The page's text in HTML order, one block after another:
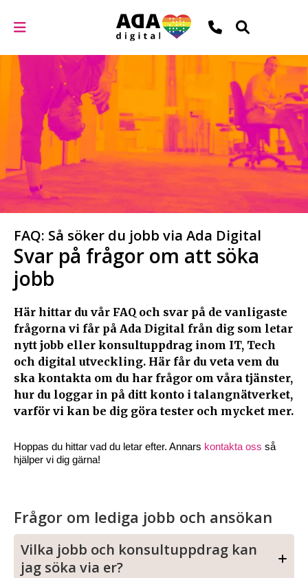
FAQ: Så söker du jobb via Ada Digital
Svar på frågor om att söka
jobb
Här hittar du vår FAQ och svar på de vanligaste
frågorna vi får på Ada Digital från dig som letar
nytt jobb eller konsultuppdrag inom IT, Tech
och digital utveckling. Här får du veta vem du
ska kontakta om du har frågor om våra tjänster,
hur du loggar in på ditt konto i talangnätverket,
varför vi kan be dig göra tester och mycket mer.
Hoppas du hittar vad du letar efter. Annars kontakta oss så
hjälper vi dig gärna!
Frågor om lediga jobb och ansökan
Vilka jobb och konsultuppdrag kan
jag söka via er?